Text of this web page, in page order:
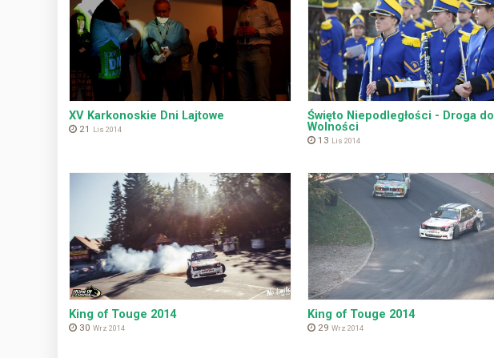
XV Karkonoskie Dni Lajtowe
21 Lis 2014
Święto Niepodległości - Droga do
Wolności
13 Lis 2014
King of Touge 2014
30 Wrz 2014
King of Touge 2014
29 Wrz 2014